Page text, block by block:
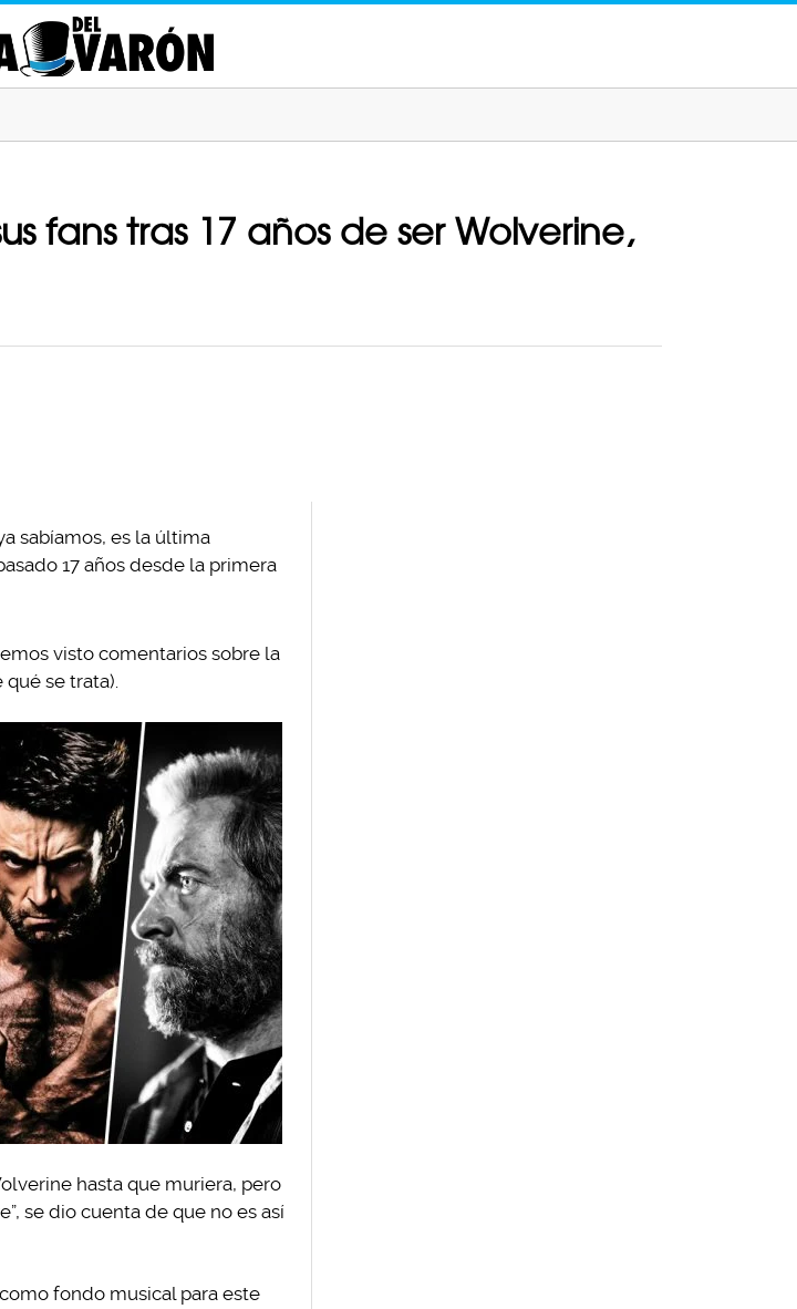
fans tras 17 años de ser Wolverine,
sabíamos, es la última
17 años desde la primera
visto comentarios sobre la
se trata).
hasta que muriera, pero
se dio cuenta de que no es así
fondo musical para este